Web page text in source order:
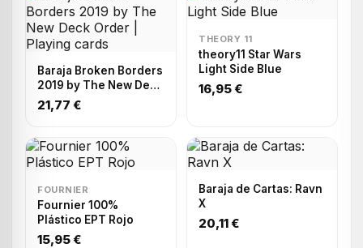
Baraja Broken Borders
2019 by The New Deck
Order | Playing cards
21,77 €
THEORY 11
theory11 Star Wars
Light Side Blue
16,95 €
FOURNIER
Fournier 100%
Plástico EPT Rojo
15,95 €
Baraja de Cartas: Ravn
X
20,11 €